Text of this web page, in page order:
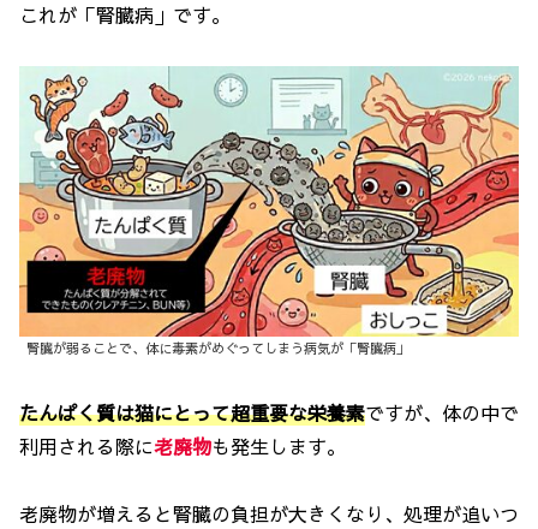
これが「腎臓病」です。
腎臓が弱ることで、体に毒素がめぐってしまう病気が「腎臓病」
たんぱく質は猫にとって超重要な栄養素ですが、体の中で
利用される際に老廃物も発生します。
老廃物が増えると腎臓の負担が大きくなり、処理が追いつ